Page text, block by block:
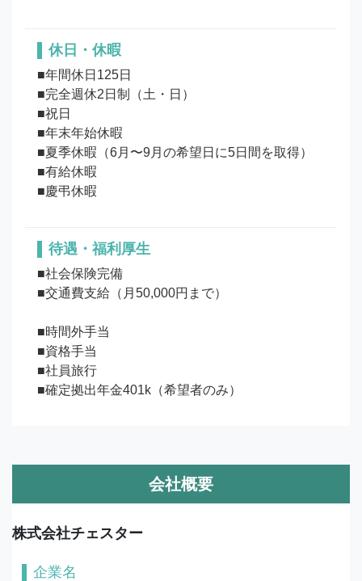
休日・休暇
■年間休日125日
■完全週休2日制（土・日）
■祝日
■年末年始休暇
■夏季休暇（6月〜9月の希望日に5日間を取得）
■有給休暇
待遇・福利厚生
■社会保険完備
■交通費支給（月50,000円まで）
■時間外手当
■資格手当
■社員旅行
■確定拠出年金401k（希望者のみ）
会社概要
株式会社チェスター
企業名